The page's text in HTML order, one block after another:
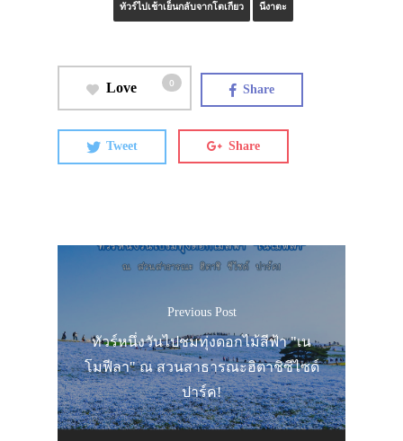
ทัวร์ไปเช้าเย็นกลับจากโตเกียว นีงาตะ
Love 0 Share
Tweet Share
Previous Post
ทัวร์หนึ่งวันไปชมทุ่งดอกไม้สีฟ้า "เน
โมฟีลา" ณ สวนสาธารณะฮิตาชิซีไซด์
ปาร์ค!